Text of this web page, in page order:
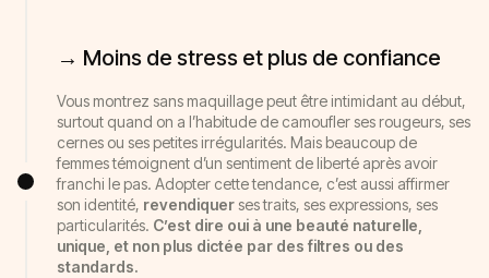
→ Moins de stress et plus de confiance
Vous montrez sans maquillage peut être intimidant au début,
surtout quand on a l’habitude de camoufler ses rougeurs, ses
cernes ou ses petites irrégularités. Mais beaucoup de
femmes témoignent d’un sentiment de liberté après avoir
franchi le pas. Adopter cette tendance, c’est aussi affirmer
son identité, revendiquerses traits, ses expressions, ses
particularités. C’est dire oui à une beauté naturelle,
unique, et non plus dictée par des filtres ou des
standards.